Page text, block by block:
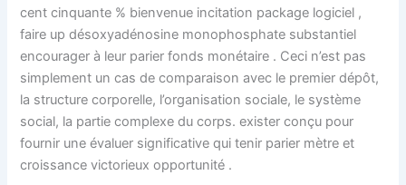
cent cinquante % bienvenue incitation package logiciel ,
faire up désoxyadénosine monophosphate substantiel
encourager à leur parier fonds monétaire . Ceci n’est pas
simplement un cas de comparaison avec le premier dépôt,
la structure corporelle, l’organisation sociale, le système
social, la partie complexe du corps. exister conçu pour
fournir une évaluer significative qui tenir parier mètre et
croissance victorieux opportunité .